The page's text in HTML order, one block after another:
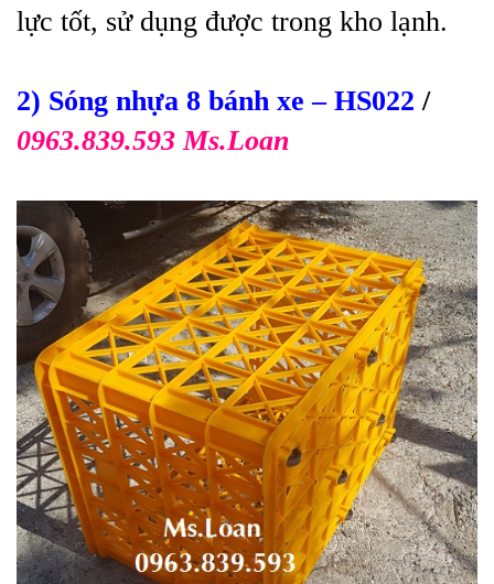
lực tốt, sử dụng được trong kho lạnh.
2) Sóng nhựa 8 bánh xe – HS022 /
0963.839.593 Ms.Loan